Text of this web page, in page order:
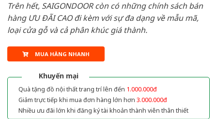
Trên hết, SAIGONDOOR còn có những chính sách bán
hàng ƯU ĐÃI CAO đi kèm với sự đa dạng về mẫu mã,
loại cửa gỗ và cả phân khúc giá thành.
MUA HÀNG NHANH
Khuyến mại
Quà tặng đồ nội thất trang trí lên đến 1.000.000đ
Giảm trực tiếp khi mua đơn hàng lớn hơn 3.000.000đ
Nhiều ưu đãi lớn khi đăng ký tài khoản thành viên thân thiết